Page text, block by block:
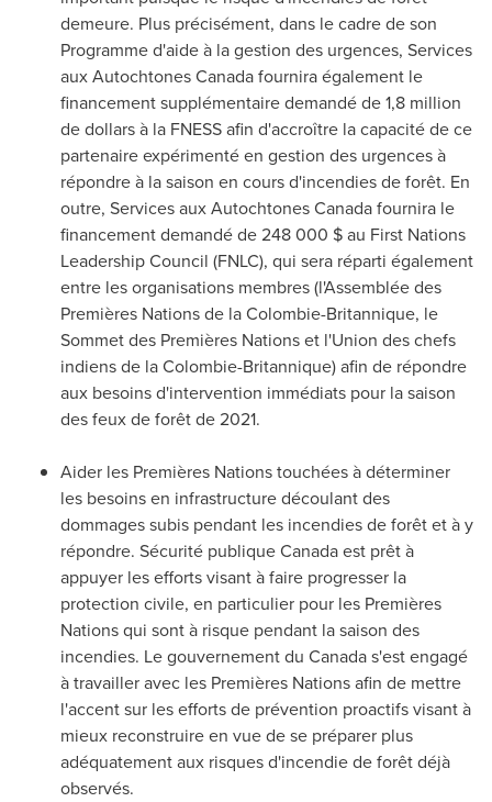
demeure. Plus précisément, dans le cadre de son
Programme d'aide à la gestion des urgences, Services
aux Autochtones Canada fournira également le
financement supplémentaire demandé de 1,8 million
de dollars à la FNESS afin d'accroître la capacité de ce
partenaire expérimenté en gestion des urgences à
répondre à la saison en cours d'incendies de forêt. En
outre, Services aux Autochtones Canada fournira le
financement demandé de 248 000 $ au First Nations
Leadership Council (FNLC), qui sera réparti également
entre les organisations membres (l'Assemblée des
Premières Nations de la Colombie-Britannique, le
Sommet des Premières Nations et l'Union des chefs
indiens de la Colombie-Britannique) afin de répondre
aux besoins d'intervention immédiats pour la saison
des feux de forêt de 2021.
Aider les Premières Nations touchées à déterminer
les besoins en infrastructure découlant des
dommages subis pendant les incendies de forêt et à y
répondre. Sécurité publiqueCanadaest prêt à
appuyer les efforts visant à faire progresser la
protection civile, en particulier pour les Premières
Nations qui sont à risque pendant la saison des
incendies. Le gouvernement du Canadas'est engagé
à travailler avec les Premières Nations afin de mettre
l'accent sur les efforts de prévention proactifs visant à
mieux reconstruire en vue de se préparer plus
adéquatement aux risques d'incendie de forêt déjà
observés.